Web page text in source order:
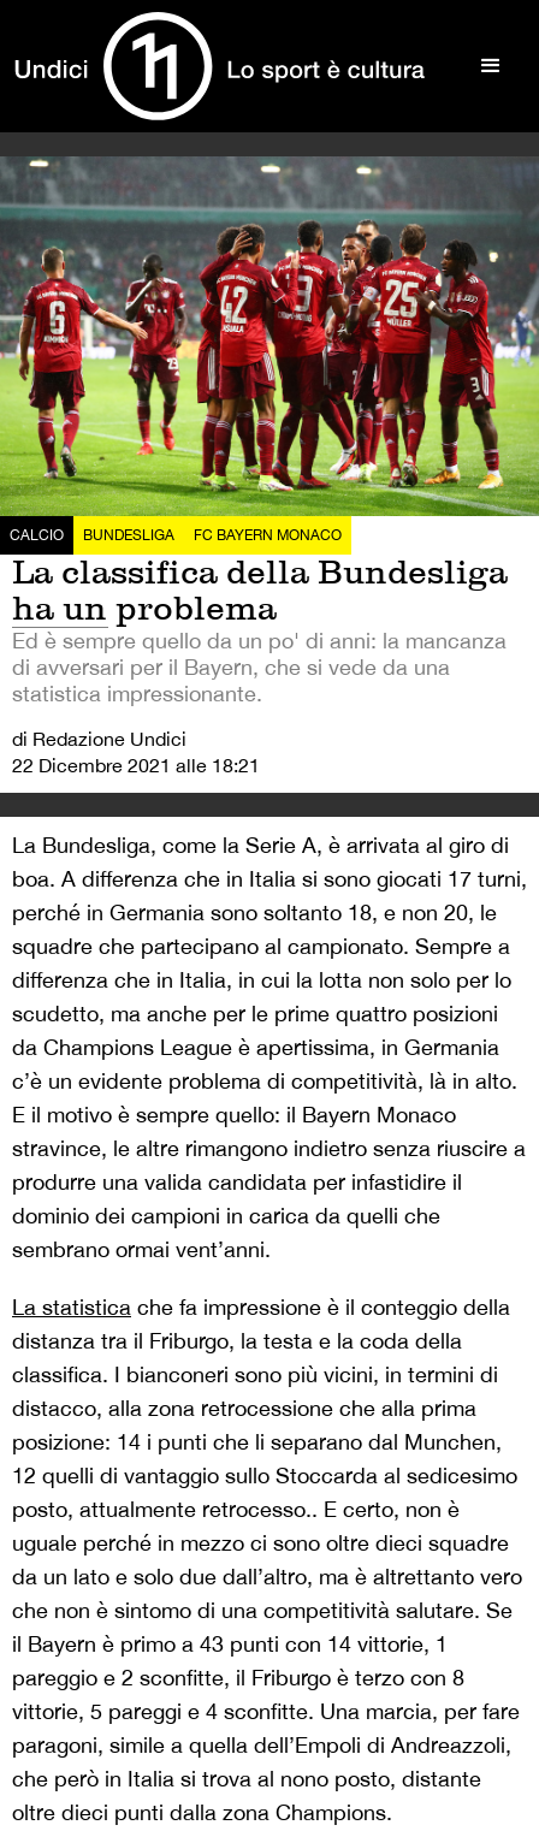
CALCIO BUNDESLIGA FC BAYERN MONACO
La classifica della Bundesliga
ha un problema
Ed è sempre quello da un po' di anni: la mancanza
di avversari per il Bayern, che si vede da una
statistica impressionante.
di Redazione Undici
22 Dicembre 2021 alle 18:21
La Bundesliga, come la Serie A, è arrivata al giro di
boa. A differenza che in Italia si sono giocati 17 turni,
perché in Germania sono soltanto 18, e non 20, le
squadre che partecipano al campionato. Sempre a
differenza che in Italia, in cui la lotta non solo per lo
scudetto, ma anche per le prime quattro posizioni
da Champions League è apertissima, in Germania
c’è un evidente problema di competitività, là in alto.
E il motivo è sempre quello: il Bayern Monaco
stravince, le altre rimangono indietro senza riuscire a
produrre una valida candidata per infastidire il
dominio dei campioni in carica da quelli che
sembrano ormai vent’anni.
La statistica che fa impressione è il conteggio della
distanza tra il Friburgo, la testa e la coda della
classifica. I bianconeri sono più vicini, in termini di
distacco, alla zona retrocessione che alla prima
posizione: 14 i punti che li separano dal Munchen,
12 quelli di vantaggio sullo Stoccarda al sedicesimo
posto, attualmente retrocesso.. E certo, non è
uguale perché in mezzo ci sono oltre dieci squadre
da un lato e solo due dall’altro, ma è altrettanto vero
che non è sintomo di una competitività salutare. Se
il Bayern è primo a 43 punti con 14 vittorie, 1
pareggio e 2 sconfitte, il Friburgo è terzo con 8
vittorie, 5 pareggi e 4 sconfitte. Una marcia, per fare
paragoni, simile a quella dell’Empoli di Andreazzoli,
che però in Italia si trova al nono posto, distante
oltre dieci punti dalla zona Champions.